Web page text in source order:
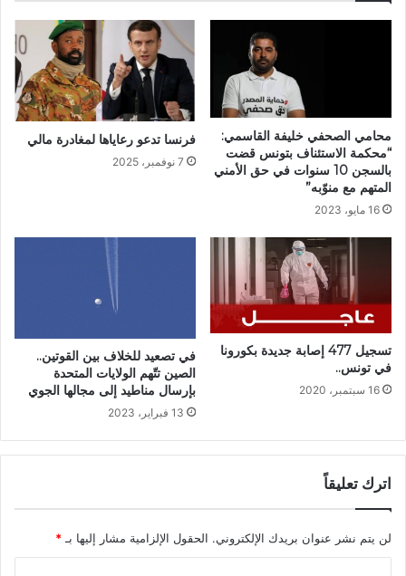
محامي الصحفي خليفة القاسمي:
“محكمة الاستئناف بتونس قضت
بالسجن 10 سنوات في حق الأمني
المتهم مع منوّبه”
16 مايو، 2023
فرنسا تدعو رعاياها لمغادرة مالي
7 نوفمبر، 2025
تسجيل 477 إصابة جديدة بكورونا
في تونس..
16 سبتمبر، 2020
في تصعيد للخلاف بين القوتين..
الصين تتّهم الولايات المتحدة
بإرسال مناطيد إلى مجالها الجوي
13 فبراير، 2023
اترك تعليقاً
لن يتم نشر عنوان بريدك الإلكتروني. الحقول الإلزامية مشار إليها بـ*